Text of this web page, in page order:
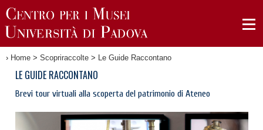
› Home > Scopriraccolte > Le Guide Raccontano
LE GUIDE RACCONTANO
Brevi tour virtuali alla scoperta del patrimonio di Ateneo